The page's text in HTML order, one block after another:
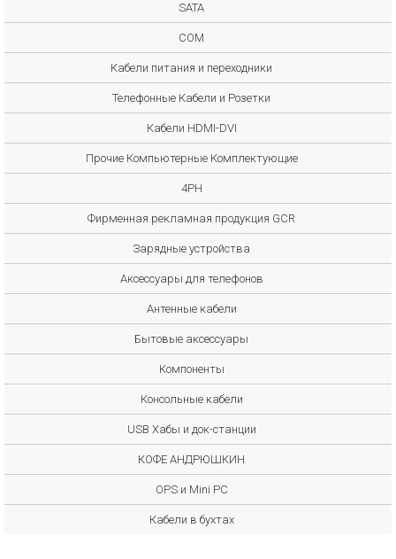
SATA
COM
Кабели питания и переходники
Телефонные Кабели и Розетки
Кабели HDMI-DVI
Прочие Компьютерные Комплектующие
4PH
Фирменная рекламная продукция GCR
Зарядные устройства
Аксессуары для телефонов
Антенные кабели
Бытовые аксессуары
Компоненты
Консольные кабели
USB Хабы и док-станции
КОФЕ АНДРЮШКИН
OPS и Mini PC
Кабели в бухтах